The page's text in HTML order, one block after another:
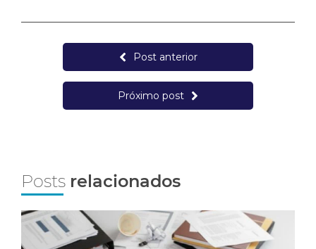
Post anterior
Próximo post
Posts relacionados